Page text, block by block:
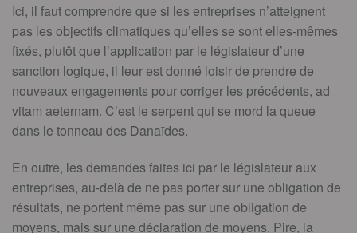
Ici, il faut comprendre que si les entreprises n’atteignent
pas les objectifs climatiques qu’elles se sont elles-mêmes
fixés, plutôt que l’application par le législateur d’une
sanction logique, il leur est donné loisir de prendre de
nouveaux engagements pour corriger les précédents, ad
vitam aeternam. C’est le serpent qui se mord la queue
dans le tonneau des Danaïdes.
En outre, les demandes faites ici par le législateur aux
entreprises, au-delà de ne pas porter sur une obligation de
résultats, ne portent même pas sur une obligation de
moyens, mais sur une déclaration de moyens. Pire, la